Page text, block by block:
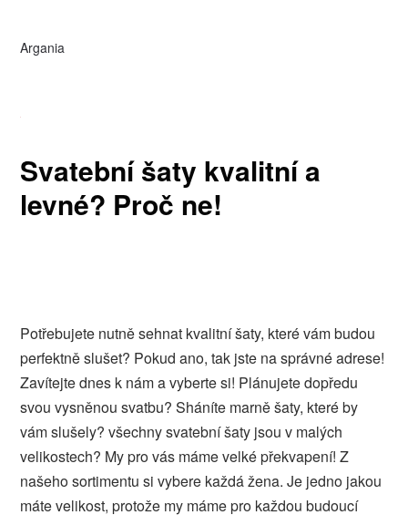
Argania
Svatební šaty kvalitní a
levné? Proč ne!
Potřebujete nutně sehnat kvalitní šaty, které vám budou
perfektně slušet? Pokud ano, tak jste na správné adrese!
Zavítejte dnes k nám a vyberte si! Plánujete dopředu
svou vysněnou svatbu? Sháníte marně šaty, které by
vám slušely? všechny svatební šaty jsou v malých
velikostech? My pro vás máme velké překvapení! Z
našeho sortimentu si vybere každá žena. Je jedno jakou
máte velikost, protože my máme pro každou budoucí